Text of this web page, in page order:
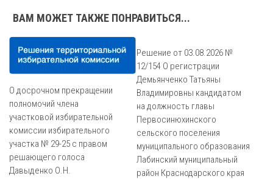
ВАМ МОЖЕТ ТАКЖЕ ПОНРАВИТЬСЯ...
О досрочном прекращении
полномочий члена
участковой избирательной
комиссии избирательного
участка № 29-25 с правом
решающего голоса
Давыденко О.Н.
Решение от 03.08.2026 №
12/154 О регистрации
Демьянченко Татьяны
Владимировны кандидатом
на должность главы
Первосинюхинского
сельского поселения
муниципального образования
Лабинский муниципальный
район Краснодарского края